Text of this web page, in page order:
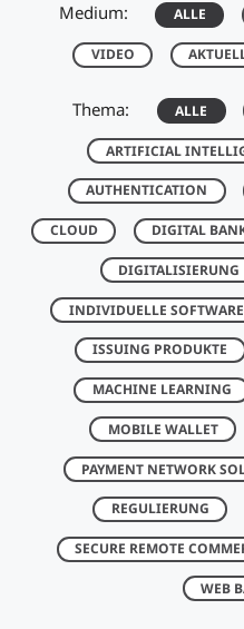
Medium: ALLE
VIDEO
Thema: ALLE
ARTIFICIAL
AUTHENTICATION
CLOUD DIGITAL
DIGITALISIERUNG
INDIVIDUELLE SOFTWARE
ISSUING PRODUKTE
MACHINE LEARNING
MOBILE WALLET
PAYMENT NETWORK
REGULIERUNG
SECURE REMOTE
WEB